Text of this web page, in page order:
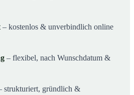
– kostenlos & unverbindlich online
– flexibel, nach Wunschdatum &
strukturiert, gründlich &